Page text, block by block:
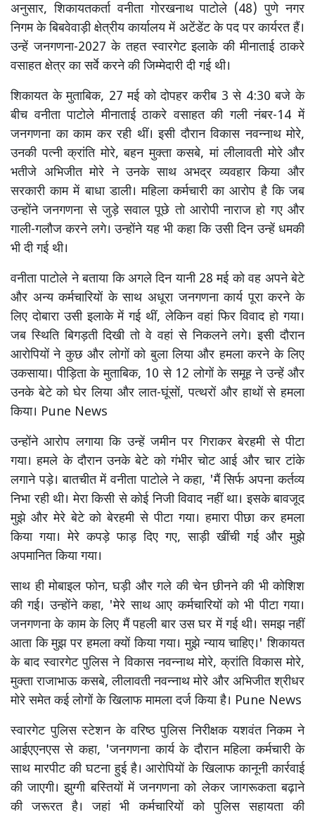
अनुसार, शिकायतकर्ता वनीता गोरखनाथ पाटोले (48) पुणे नगर
निगम के बिबवेवाड़ी क्षेत्रीय कार्यालय में अटेंडेंट के पद पर कार्यरत हैं।
उन्हें जनगणना-2027 के तहत स्वारगेट इलाके की मीनाताई ठाकरे
वसाहत क्षेत्र का सर्वे करने की जिम्मेदारी दी गई थी।
शिकायत के मुताबिक, 27 मई को दोपहर करीब 3 से 4:30 बजे के
बीच वनीता पाटोले मीनाताई ठाकरे वसाहत की गली नंबर-14 में
जनगणना का काम कर रही थीं। इसी दौरान विकास नवन्नाथ मोरे,
उनकी पत्नी क्रांति मोरे, बहन मुक्ता कसबे, मां लीलावती मोरे और
भतीजे अभिजीत मोरे ने उनके साथ अभद्र व्यवहार किया और
सरकारी काम में बाधा डाली। महिला कर्मचारी का आरोप है कि जब
उन्होंने जनगणना से जुड़े सवाल पूछे तो आरोपी नाराज हो गए और
गाली-गलौज करने लगे। उन्होंने यह भी कहा कि उसी दिन उन्हें धमकी
भी दी गई थी।
वनीता पाटोले ने बताया कि अगले दिन यानी 28 मई को वह अपने बेटे
और अन्य कर्मचारियों के साथ अधूरा जनगणना कार्य पूरा करने के
लिए दोबारा उसी इलाके में गई थीं, लेकिन वहां फिर विवाद हो गया।
जब स्थिति बिगड़ती दिखी तो वे वहां से निकलने लगे। इसी दौरान
आरोपियों ने कुछ और लोगों को बुला लिया और हमला करने के लिए
उकसाया। पीड़िता के मुताबिक, 10 से 12 लोगों के समूह ने उन्हें और
उनके बेटे को घेर लिया और लात-घूंसों, पत्थरों और हाथों से हमला
किया। Pune News
उन्होंने आरोप लगाया कि उन्हें जमीन पर गिराकर बेरहमी से पीटा
गया। हमले के दौरान उनके बेटे को गंभीर चोट आई और चार टांके
लगाने पड़े। बातचीत में वनीता पाटोले ने कहा, 'मैं सिर्फ अपना कर्तव्य
निभा रही थी। मेरा किसी से कोई निजी विवाद नहीं था। इसके बावजूद
मुझे और मेरे बेटे को बेरहमी से पीटा गया। हमारा पीछा कर हमला
किया गया। मेरे कपड़े फाड़ दिए गए, साड़ी खींची गई और मुझे
अपमानित किया गया।
साथ ही मोबाइल फोन, घड़ी और गले की चेन छीनने की भी कोशिश
की गई। उन्होंने कहा, 'मेरे साथ आए कर्मचारियों को भी पीटा गया।
जनगणना के काम के लिए मैं पहली बार उस घर में गई थी। समझ नहीं
आता कि मुझ पर हमला क्यों किया गया। मुझे न्याय चाहिए।' शिकायत
के बाद स्वारगेट पुलिस ने विकास नवन्नाथ मोरे, क्रांति विकास मोरे,
मुक्ता राजाभाऊ कसबे, लीलावती नवन्नाथ मोरे और अभिजीत श्रीधर
मोरे समेत कई लोगों के खिलाफ मामला दर्ज किया है। Pune News
स्वारगेट पुलिस स्टेशन के वरिष्ठ पुलिस निरीक्षक यशवंत निकम ने
आईएएनएस से कहा, 'जनगणना कार्य के दौरान महिला कर्मचारी के
साथ मारपीट की घटना हुई है। आरोपियों के खिलाफ कानूनी कार्रवाई
की जाएगी। झुग्गी बस्तियों में जनगणना को लेकर जागरूकता बढ़ाने
की जरूरत है। जहां भी कर्मचारियों को पुलिस सहायता की